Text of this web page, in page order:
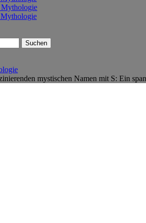
Mythologie
mystischen Namen mit S: Ein